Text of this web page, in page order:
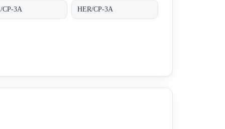
CP-3A HER/CP-3A